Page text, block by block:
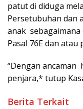
patut di diduga
Persetubuhan dan
anak sebagaimana
Pasal 76E dan atau
“Dengan ancaman
penjara,* tutup
Berita Terkait